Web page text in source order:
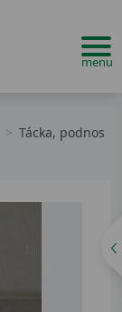
Tácka, podnos